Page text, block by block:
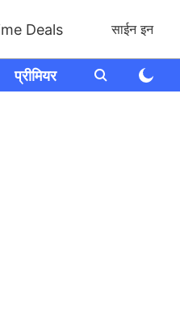
Deals साईन इन
प्रीमियर आणखी राशी